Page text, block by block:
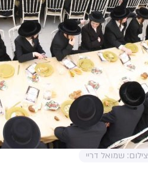
צילום: שמואל דריי